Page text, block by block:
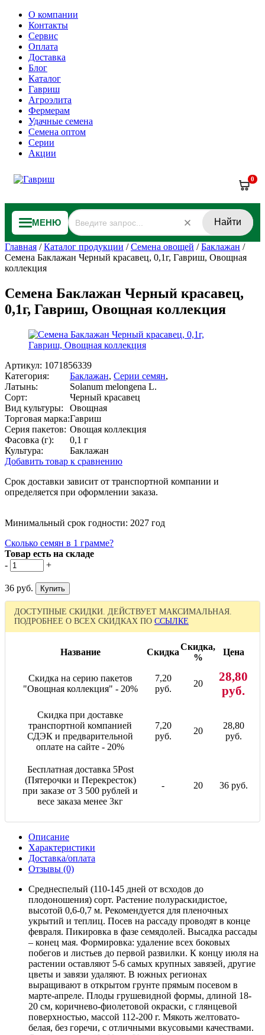
О компании
Контакты
Сервис
Оплата
Доставка
Блог
Каталог
Гавриш
Агроэлита
Фермерам
Удачные семена
Семена оптом
Серии
Акции
0
МЕНЮ Найти
Главная /Каталог продукции /Семена овощей /Баклажан /
Семена Баклажан Черный красавец, 0,1г, Гавриш, Овощная
коллекция
Семена Баклажан Черный красавец,
0,1г, Гавриш, Овощная коллекция
Артикул: 1071856339
Категория:
Баклажан, Серии семян,
Латынь:
Solanum melongena L.
Сорт:
Черный красавец
Вид культуры:
Овощная
Торговая марка:Гавриш
Серия пакетов: Овощая коллекция
Фасовка (г):
0,1 г
Культура:
Баклажан
Добавить товар к сравнению
Срок доставки зависит от транспортной компании и
определяется при оформлении заказа.
Минимальный срок годности: 2027 год
Сколько семян в 1 грамме?
Товар есть на складе
-
+
36 руб.
ДОСТУПНЫЕ СКИДКИ. ДЕЙСТВУЕТ МАКСИМАЛЬНАЯ.
ПОДРОБНЕЕ О ВСЕХ СКИДКАХ ПО ССЫЛКЕ
Название Скидка
Скидка,
%
Цена
Скидка на серию пакетов
"Овощная коллекция" - 20%
7,20
руб.
20
28,80
руб.
Скидка при доставке
транспортной компанией
СДЭК и предварительной
оплате на сайте - 20%
7,20
руб.
20
28,80
руб.
Бесплатная доставка 5Post
(Пятерочки и Перекресток)
при заказе от 3 500 рублей и
весе заказа менее 3кг
- 20 36 руб.
Описание
Характеристики
Доставка/оплата
Отзывы (0)
Среднеспелый (110-145 дней от всходов до
плодоношения) сорт. Растение полураскидистое,
высотой 0,6-0,7 м. Рекомендуется для пленочных
укрытий и теплиц. Посев на рассаду проводят в конце
февраля. Пикировка в фазе семядолей. Высадка рассады
– конец мая. Формировка: удаление всех боковых
побегов и листьев до первой развилки. К концу июля на
растении оставляют 5-6 самых крупных завязей, другие
цветы и завязи удаляют. В южных регионах
выращивают в открытом грунте прямым посевом в
марте-апреле. Плоды грушевидной формы, длиной 18-
20 см, коричнево-фиолетовой окраски, с глянцевой
поверхностью, массой 112-200 г. Мякоть желтовато-
белая, без горечи, с отличными вкусовыми качествами.